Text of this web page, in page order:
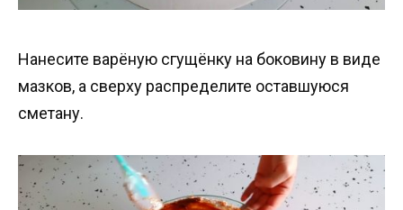
Нанесите варёную сгущёнку на боковину в виде
мазков, а сверху распределите оставшуюся
сметану.